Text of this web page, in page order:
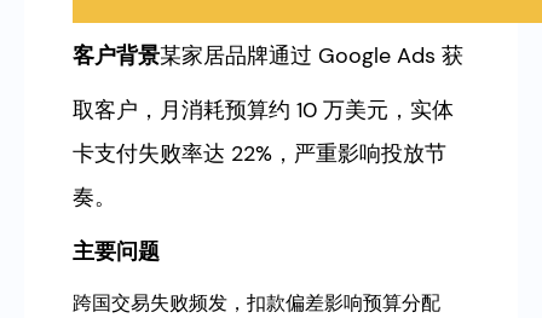
客户背景某家居品牌通过 Google Ads 获
取客户，月消耗预算约 10 万美元，实体
卡支付失败率达 22%，严重影响投放节
奏。
主要问题
跨国交易失败频发，扣款偏差影响预算分配